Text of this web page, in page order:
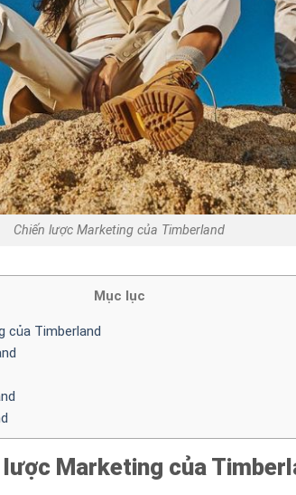
Chiến lược Marketing của Timberland
Mục lục
của Timberland
lược Marketing của